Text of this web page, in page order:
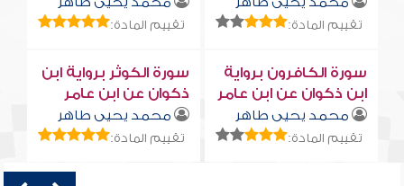
تقييم المادة: تقييم المادة:
سورة الكافرون برواية
ابن ذكوان عن ابن عامر
محمد يحيى طاهر
تقييم المادة:
سورة الكوثر برواية ابن
ذكوان عن ابن عامر
محمد يحيى طاهر
تقييم المادة: